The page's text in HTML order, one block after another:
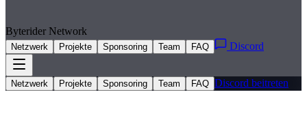
Byterider Network
Netzwerk Projekte Sponsoring Team FAQ Discord
Netzwerk Projekte Sponsoring Team FAQ Discord beitreten